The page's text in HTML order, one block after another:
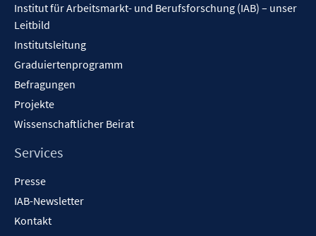
Institut für Arbeitsmarkt- und Berufsforschung (IAB) – unser
Leitbild
Institutsleitung
Graduiertenprogramm
Befragungen
Projekte
Wissenschaftlicher Beirat
Services
Presse
IAB-Newsletter
Kontakt